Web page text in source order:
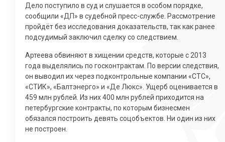
Дело поступило в суд и слушается в особом порядке,
сообщили «ДП» в судебной пресс-службе. Рассмотрение
пройдёт без исследования доказательств, так как ранее
подсудимый заключил сделку со следствием.
Артеева обвиняют в хищении средств, которые с 2013
года выделялись по госконтрактам. По версии следствия,
он выводил их через подконтрольные компании «СТС»,
«СТИК», «Балтэнерго» и «Де Люкс». Ущерб оценивается в
459 млн рублей. Из них 400 млн рублей приходится на
петербургские контракты, по которым бизнесмен
обязался построить девять соцобъектов. Ни один из них
не построен.